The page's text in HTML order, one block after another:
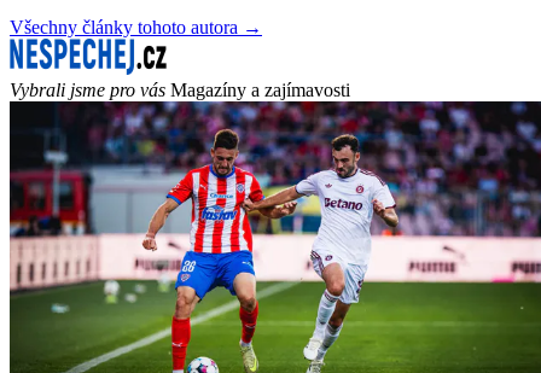
Všechny články tohoto autora →
Vybrali jsme pro vás Magazíny a zajímavosti